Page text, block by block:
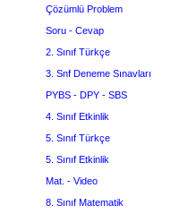
Çözümlü Problem
Soru - Cevap
2. Sınıf Türkçe
3. Snf Deneme Sınavları
PYBS - DPY - SBS
4. Sınıf Etkinlik
5. Sınıf Türkçe
5. Sınıf Etkinlik
Mat. - Video
8. Sınıf Matematik